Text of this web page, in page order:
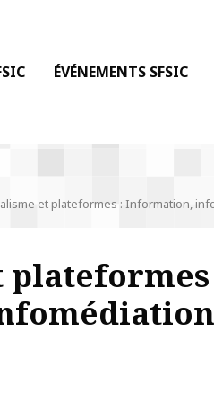
ÉVÉNEMENTS SFSIC
et plateformes : Information,
plateformes